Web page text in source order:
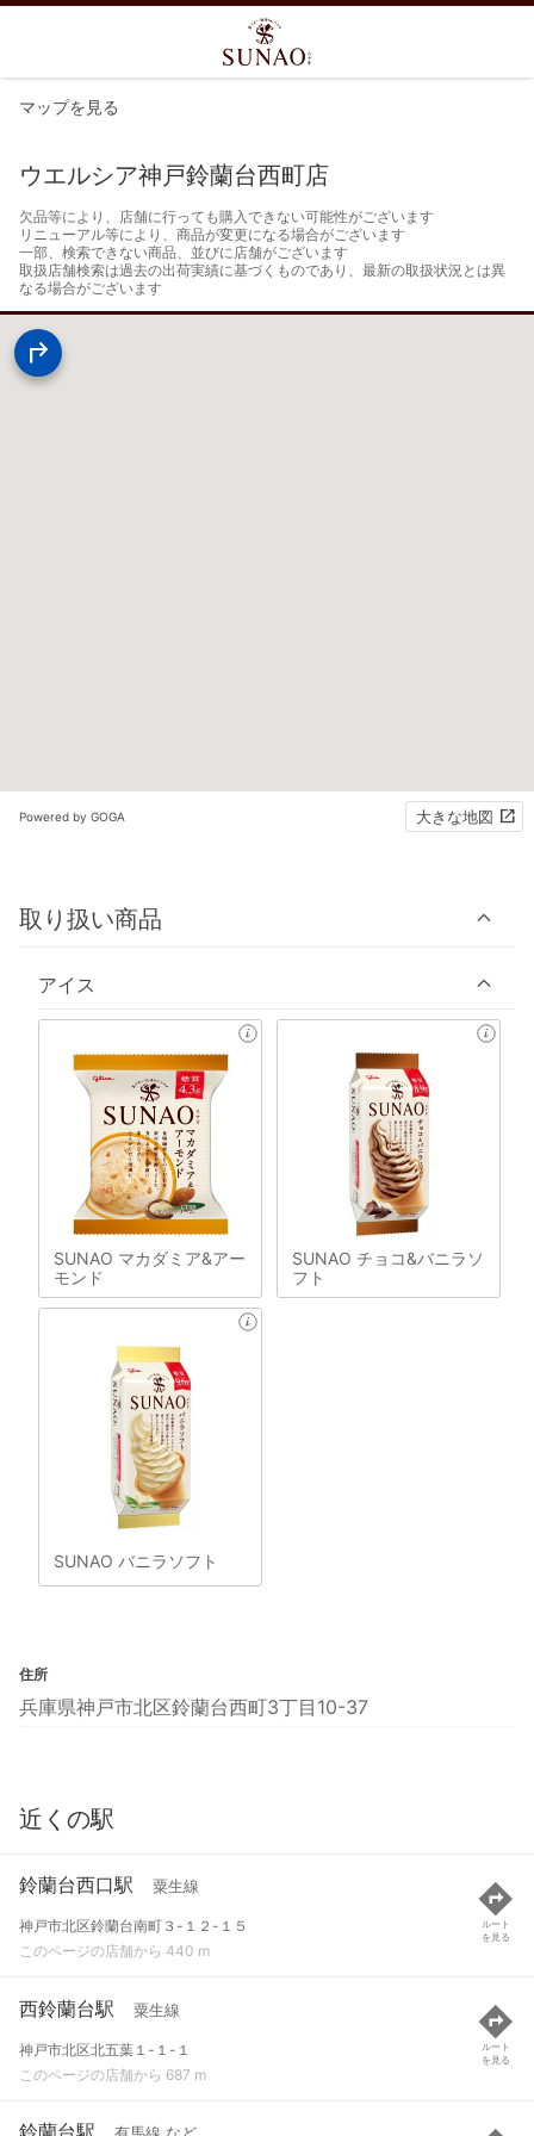
マップを見る
ウエルシア神戸鈴蘭台西町店
欠品等により、店舗に行っても購入できない可能性がございます
リニューアル等により、商品が変更になる場合がございます
一部、検索できない商品、並びに店舗がございます
取扱店舗検索は過去の出荷実績に基づくものであり、最新の取扱状況とは異
なる場合がございます
Powered by GOGA 大きな地図
取り扱い商品
アイス
SUNAO マカダミア&アー
モンド
SUNAO チョコ&バニラソ
フト
SUNAO バニラソフト
住所
兵庫県神戸市北区鈴蘭台西町3丁目10-37
近くの駅
鈴蘭台西口駅 粟生線
神戸市北区鈴蘭台南町３-１２-１５
このページの店舗から 440 m
ルート
を見る
西鈴蘭台駅 粟生線
神戸市北区北五葉１-１-１
このページの店舗から 687 m
ルート
を見る
鈴蘭台駅